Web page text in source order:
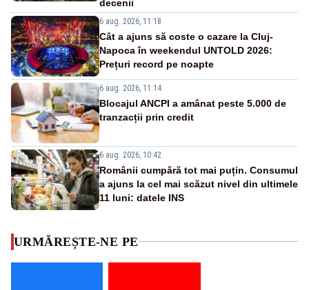
decenii
6 aug. 2026, 11:18
Cât a ajuns să coste o cazare la Cluj-
Napoca în weekendul UNTOLD 2026:
Prețuri record pe noapte
6 aug. 2026, 11:14
Blocajul ANCPI a amânat peste 5.000 de
tranzacții prin credit
6 aug. 2026, 10:42
Românii cumpără tot mai puțin. Consumul
a ajuns la cel mai scăzut nivel din ultimele
11 luni: datele INS
URMĂREȘTE-NE PE